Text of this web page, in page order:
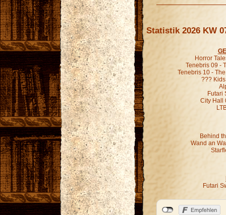
Statistik 2026 KW
Horror
Tenebris 09 -
Tenebris 10 -
???
Futari
City Hall
Behind
Wand an
Futari